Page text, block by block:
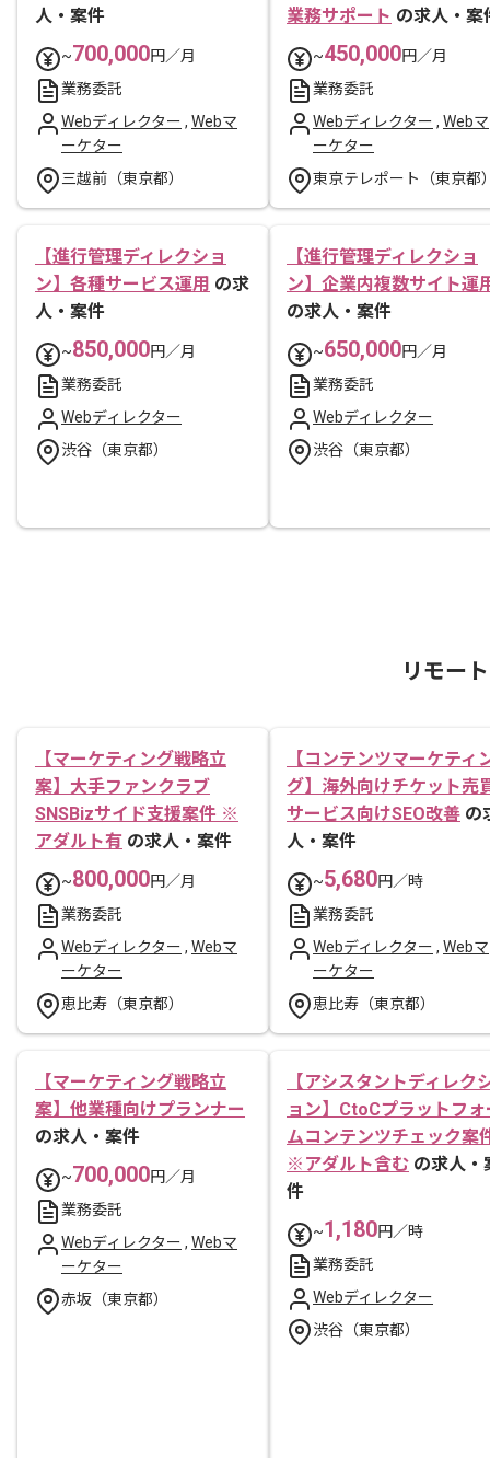
人・案件
~700,000円／月
業務委託
Webディレクター , Webマ
ーケター
三越前（東京都）
業務サポート の求人・案
~450,000円／月
業務委託
Webディレクター , Webマ
ーケター
東京テレポート（東京都
【進行管理ディレクショ
ン】各種サービス運用 の求
人・案件
~850,000円／月
業務委託
Webディレクター
渋谷（東京都）
【進行管理ディレクショ
ン】企業内複数サイト運
の求人・案件
~650,000円／月
業務委託
Webディレクター
渋谷（東京都）
リモー
【マーケティング戦略立
案】大手ファンクラブ
SNSBizサイド支援案件 ※
アダルト有 の求人・案件
~800,000円／月
業務委託
Webディレクター , Webマ
ーケター
恵比寿（東京都）
【コンテンツマーケティ
グ】海外向けチケット売
サービス向けSEO改善 の
人・案件
~5,680円／時
業務委託
Webディレクター , Webマ
ーケター
恵比寿（東京都）
【マーケティング戦略立
案】他業種向けプランナー
の求人・案件
~700,000円／月
業務委託
Webディレクター , Webマ
ーケター
赤坂（東京都）
【アシスタントディレク
ョン】CtoCプラットフォ
ムコンテンツチェック案
※アダルト含む の求人・
件
~1,180円／時
業務委託
Webディレクター
渋谷（東京都）